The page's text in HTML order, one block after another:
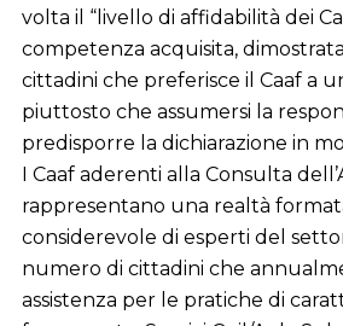
volta il “livello di affidabilità dei
competenza acquisita,
cittadini che preferisce il Caaf a
piuttosto che assumersi la
predisporre la dichiarazione in
I Caaf aderenti alla Consulta
rappresentano una realtà
considerevole di esperti del
numero di cittadini che
assistenza per le pratiche di